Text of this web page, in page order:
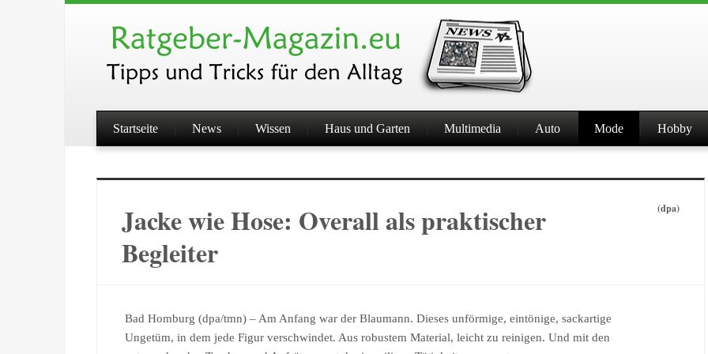
Startseite News Wissen Haus und Garten Multimedia Auto Mode Hobby
Jacke wie Hose: Overall als praktischer
Begleiter
(dpa)
Bad Homburg (dpa/tmn) – Am Anfang war der Blaumann. Dieses unförmige, eintönige, sackartige
Ungetüm, in dem jede Figur verschwindet. Aus robustem Material, leicht zu reinigen. Und mit den